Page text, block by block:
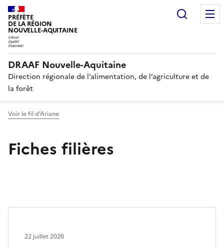
PRÉFÈTE
DE LA RÉGION
NOUVELLE-AQUITAINE
DRAAF Nouvelle-Aquitaine
Direction régionale de l’alimentation, de l’agriculture et de
la forêt
Voir le fil d'Ariane
Fiches filières
22 juillet 2026